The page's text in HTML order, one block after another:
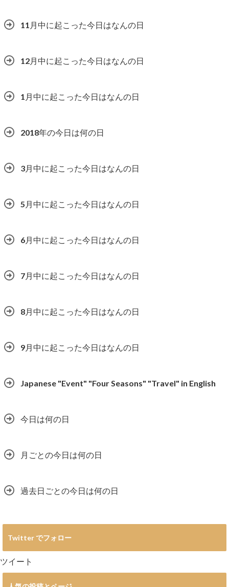
11月中に起こった今日はなんの日
12月中に起こった今日はなんの日
1月中に起こった今日はなんの日
2018年の今日は何の日
3月中に起こった今日はなんの日
5月中に起こった今日はなんの日
6月中に起こった今日はなんの日
7月中に起こった今日はなんの日
8月中に起こった今日はなんの日
9月中に起こった今日はなんの日
Japanese "Event" "Four Seasons" "Travel" in English
今日は何の日
月ごとの今日は何の日
過去日ごとの今日は何の日
Twitter でフォロー
ツイート